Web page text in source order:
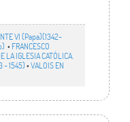
VI (Papa)(1342-
• FRANCESCO
LA IGLESIA CATÓLICA.
- 1545)•VALOIS EN